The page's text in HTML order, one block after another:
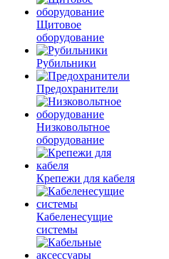
Щитовое
оборудование
Рубильники
Предохранители
Низковольтное
оборудование
Крепежи для кабеля
Кабеленесущие
системы